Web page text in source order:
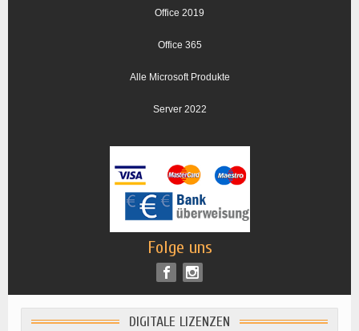
Office 2019
Office 365
Alle Microsoft Produkte
Server 2022
Folge uns
DIGITALE LIZENZEN